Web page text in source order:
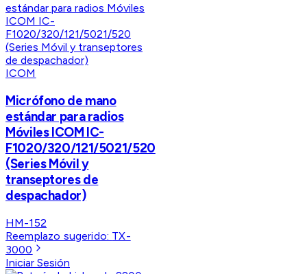
ICOM
Micrófono de mano
estándar para radios
Móviles ICOM IC-
F1020/320/121/5021/520
(Series Móvil y
transeptores de
despachador)
HM-152
Reemplazo sugerido: TX-
3000
Iniciar Sesión